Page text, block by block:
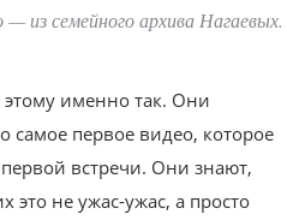
из семейного архива Нагаевых.
этому именно так. Они
самое первое видео, которое
встречи. Они знают,
это не ужас-ужас, а просто